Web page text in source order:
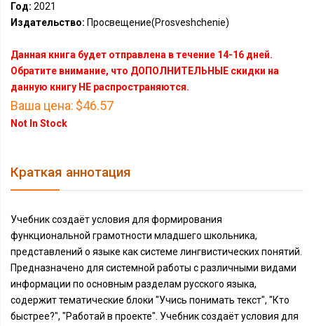
Год: 2021
Издательство: Просвещение(Prosveshchenie)
Данная книга будет отправлена в течение 14-16 дней.
Обратите внимание, что ДОПОЛНИТЕЛЬНЫЕ скидки на
данную книгу НЕ распространяются.
Ваша цена: $46.57
Not In Stock
Краткая аннотация
Учебник создаёт условия для формирования
функциональной грамотности младшего школьника,
представлений о языке как системе лингвистических понятий.
Предназначено для системной работы с различными видами
информации по основным разделам русского языка,
содержит тематические блоки "Учись понимать текст", "Кто
быстрее?", "Работай в проекте". Учебник создаёт условия для